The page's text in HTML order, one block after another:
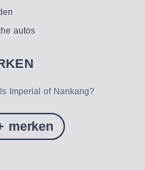
autos
Imperial of Nankang?
merken